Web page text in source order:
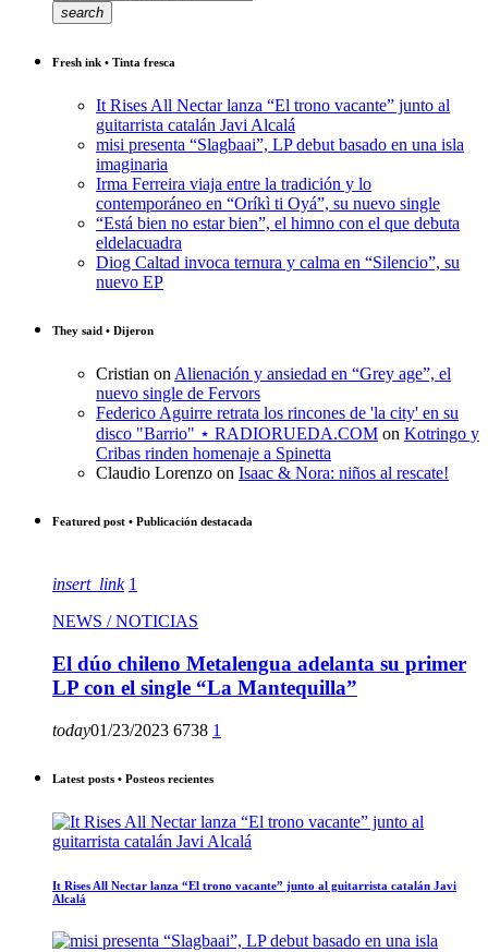
search
Fresh ink • Tinta fresca
It Rises All Nectar lanza “El trono vacante” junto al
guitarrista catalán Javi Alcalá
misi presenta “Slagbaai”, LP debut basado en una isla
imaginaria
Irma Ferreira viaja entre la tradición y lo
contemporáneo en “Oríkì ti Oyá”, su nuevo single
“Está bien no estar bien”, el himno con el que debuta
eldelacuadra
Diog Caltad invoca ternura y calma en “Silencio”, su
nuevo EP
They said • Dijeron
Cristian on Alienación y ansiedad en “Grey age”, el
nuevo single de Fervors
Federico Aguirre retrata los rincones de 'la city' en su
disco "Barrio" ⋆ RADIORUEDA.COM on Kotringo y
Cribas rinden homenaje a Spinetta
Claudio Lorenzo on Isaac & Nora: niños al rescate!
Featured post • Publicación destacada
insert_link 1
NEWS / NOTICIAS
El dúo chileno Metalengua adelanta su primer
LP con el single “La Mantequilla”
today01/23/2023 6738 1
Latest posts • Posteos recientes
It Rises All Nectar lanza “El trono vacante” junto al guitarrista catalán Javi
Alcalá